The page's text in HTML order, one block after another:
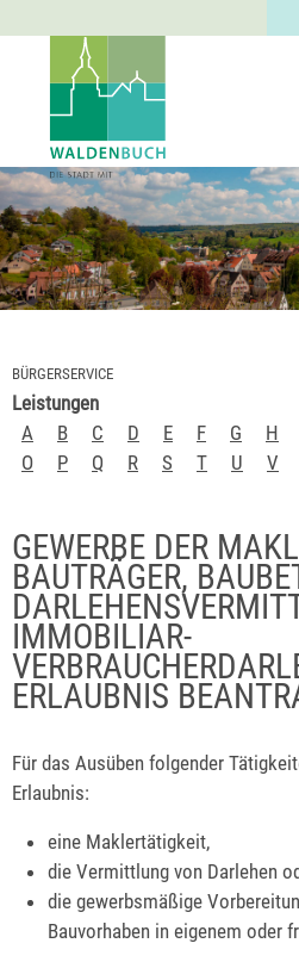
BÜRGERSERVICE
Leistungen
A
B C D E F G H
O
P Q R S T U V
GEWERBE DER
BAUTRÄGER,
IMMOBILIAR-
ERLAUBNIS
Für das Ausüben folgender
Erlaubnis:
eine Maklertätigkeit,
die Vermittlung von Darlehen
die gewerbsmäßige
Bauvorhaben in eigenem oder